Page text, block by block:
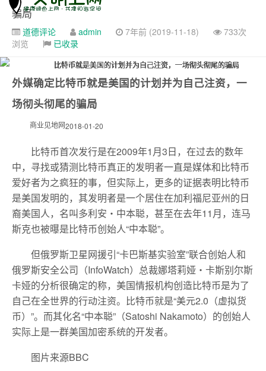
骗局
道德评论 admin 7年前 (2019-11-18)
733次
浏览
已收录
外媒确定比特币就是美国的计划并为自己注资，一
场彻头彻尾的骗局
商业见地网2018-01-20
比特币首次发行是在2009年1月3日，在过去的数年
中，寻找或猜测比特币真正的发明者一直是媒体和比特币
爱好者为之疯狂的事，但实际上，更多的证据表明比特币
是美国发明的，其发明者是一个居住在加利福尼亚州的日
裔美国人，名叫多利安・中本聪，甚至在去年11月，连马
斯克也被曝是比特币创始人“中本聪”。
但俄罗斯卫星网援引“卡巴斯基实验室”联合创始人和
俄罗斯安全公司（InfoWatch）总裁娜塔莉娅・卡斯别尔斯
卡娅的分析很确定的称，美国情报机构创造比特币是为了
自己在全世界的行动注资。比特币就是“美元2.0（虚拟货
币）”。而其化名“中本聪”（Satoshi Nakamoto）的创始人
实际上是一群美国加密系统的开发者。
图片来源BBC